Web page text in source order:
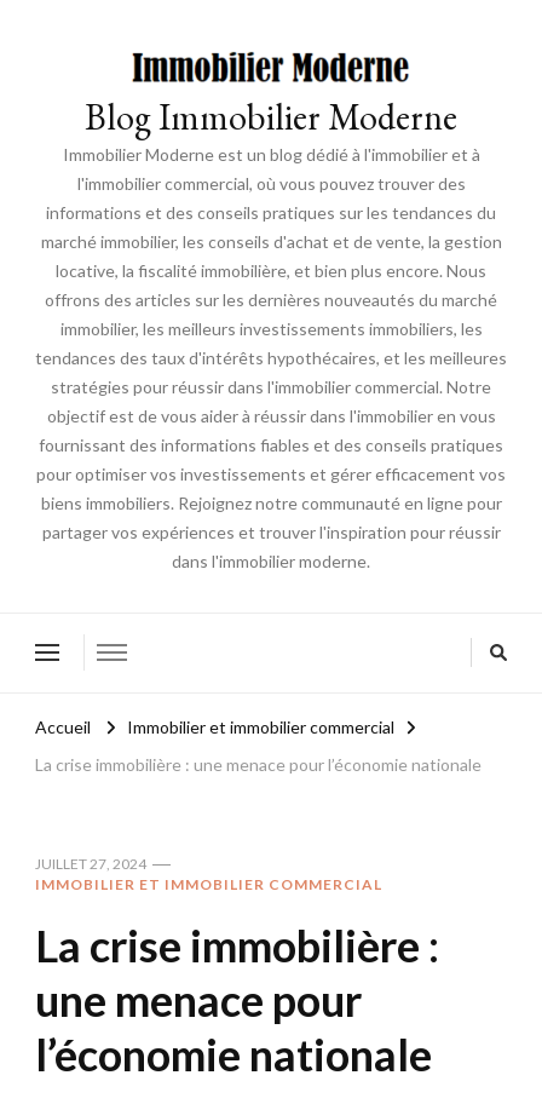
Blog Immobilier Moderne
Immobilier Moderne est un blog dédié à l'immobilier et à
l'immobilier commercial, où vous pouvez trouver des
informations et des conseils pratiques sur les tendances du
marché immobilier, les conseils d'achat et de vente, la gestion
locative, la fiscalité immobilière, et bien plus encore. Nous
offrons des articles sur les dernières nouveautés du marché
immobilier, les meilleurs investissements immobiliers, les
tendances des taux d'intérêts hypothécaires, et les meilleures
stratégies pour réussir dans l'immobilier commercial. Notre
objectif est de vous aider à réussir dans l'immobilier en vous
fournissant des informations fiables et des conseils pratiques
pour optimiser vos investissements et gérer efficacement vos
biens immobiliers. Rejoignez notre communauté en ligne pour
partager vos expériences et trouver l'inspiration pour réussir
dans l'immobilier moderne.
Accueil
Immobilier et immobilier commercial
La crise immobilière : une menace pour l’économie nationale
JUILLET 27, 2024
IMMOBILIER ET IMMOBILIER COMMERCIAL
La crise immobilière :
une menace pour
l’économie nationale